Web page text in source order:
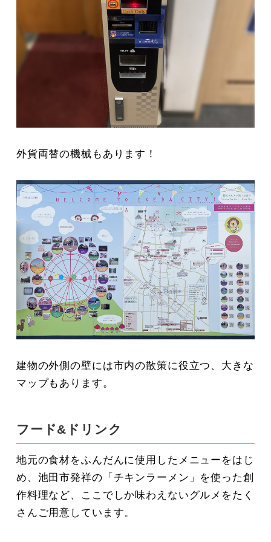
外貨両替の機械もあります！
建物の外側の壁には市内の散策に役立つ、大きな
マップもあります。
フード&ドリンク
地元の食材をふんだんに使用したメニューをはじ
め、池田市発祥の「チキンラーメン」を使った創
作料理など、ここでしか味わえないグルメをたく
さんご用意しています。